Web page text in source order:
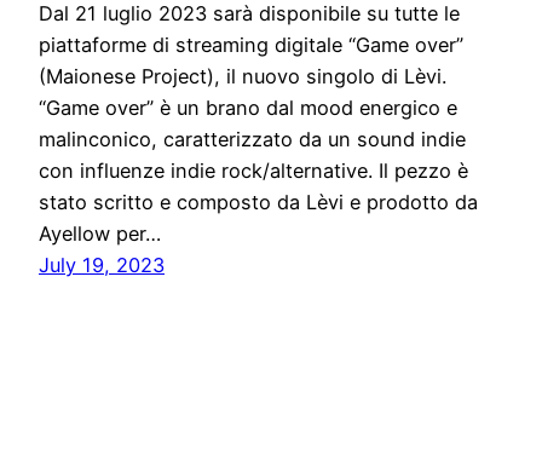
Dal 21 luglio 2023 sarà disponibile su tutte le
piattaforme di streaming digitale “Game over”
(Maionese Project), il nuovo singolo di Lèvi.
“Game over” è un brano dal mood energico e
malinconico, caratterizzato da un sound indie
con influenze indie rock/alternative. Il pezzo è
stato scritto e composto da Lèvi e prodotto da
Ayellow per…
July 19, 2023